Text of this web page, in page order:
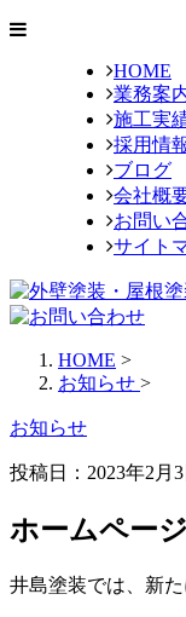
HOME
業務案
施工実
採用情
ブログ
会社概
お問い
サイト
HOME >
お知らせ >
お知らせ
投稿日：2023年2月3
ホームペー
井島塗装では、新